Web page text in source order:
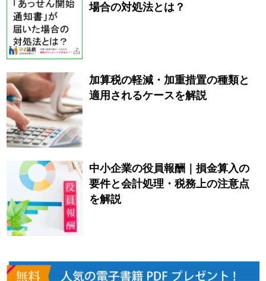
場合の対処法とは？
加算税の軽減・加重措置の種類と
適用されるケースを解説
中小企業の役員報酬｜損金算入の
要件と会計処理・税務上の注意点
を解説